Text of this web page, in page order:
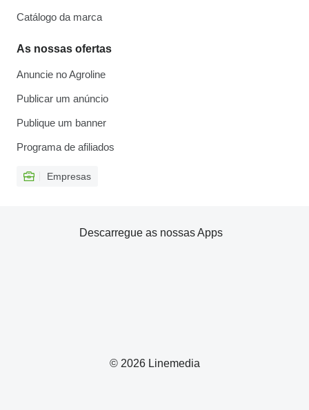
Catálogo da marca
As nossas ofertas
Anuncie no Agroline
Publicar um anúncio
Publique um banner
Programa de afiliados
Empresas
© 2026 Linemedia
Descarregue as nossas Apps